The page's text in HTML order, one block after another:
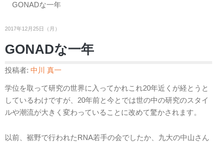
GONADな一年
2017年12月25日（月）
GONADな一年
投稿者: 中川 真一
学位を取って研究の世界に入ってかれこれ20年近くが経とうと
しているわけですが、20年前と今とでは世の中の研究のスタイ
ルや潮流が大きく変わっていることに改めて驚かされます。
以前、裾野で行われたRNA若手の会でしたか、九大の中山さん